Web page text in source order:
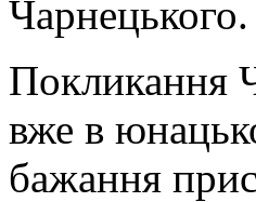
Покликання
вже в
бажання